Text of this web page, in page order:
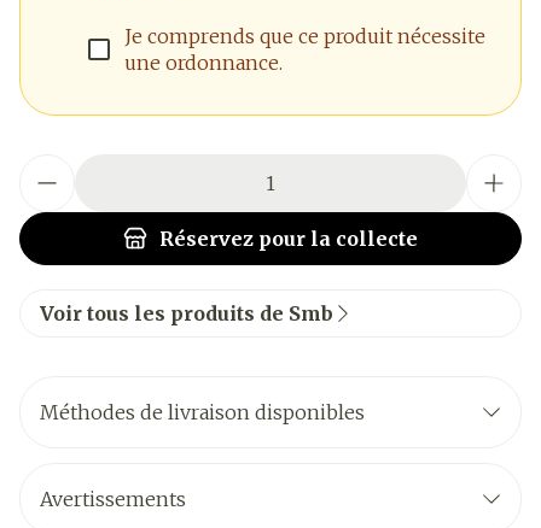
Je comprends que ce produit nécessite
une ordonnance.
Réservez pour la collecte
Voir tous les produits de Smb
Méthodes de livraison disponibles
Avertissements